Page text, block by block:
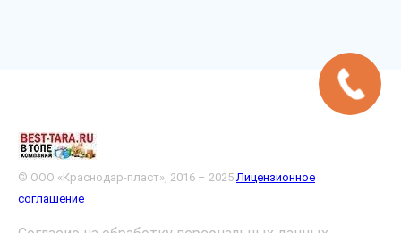
© ООО «Краснодар-пласт», 2016 – 2025 Лицензионное
соглашение